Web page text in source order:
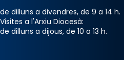
de dilluns a divendres, de 9 a 14 h.
Visites a l'Arxiu Diocesà:
de dilluns a dijous, de 10 a 13 h.